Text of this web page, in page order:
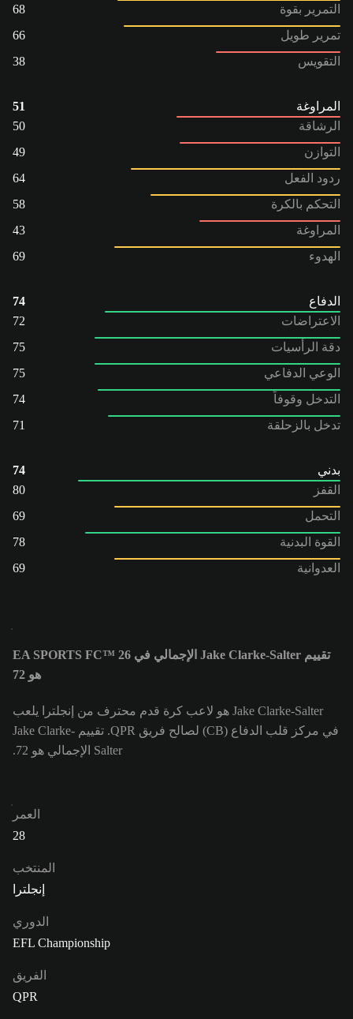
التمرير بقوة
68
تمرير طويل
66
التقويس
38
المراوغة
51
الرشاقة
50
التوازن
49
ردود الفعل
64
التحكم بالكرة
58
المراوغة
43
الهدوء
69
الدفاع
74
الاعتراضات
72
دقة الرأسيات
75
الوعي الدفاعي
75
التدخل وقوفاً
74
تدخل بالزحلقة
71
بدني
74
القفز
80
التحمل
69
القوة البدنية
78
العدوانية
69
تقييم Jake Clarke-Salter الإجمالي في EA SPORTS FC™ 26
هو 72
Jake Clarke-Salter هو لاعب كرة قدم محترف من إنجلترا يلعب
في مركز قلب الدفاع (CB) لصالح فريق QPR. تقييم Jake Clarke-
Salter الإجمالي هو 72.
العمر
28
المنتخب
إنجلترا
الدوري
EFL Championship
الفريق
QPR